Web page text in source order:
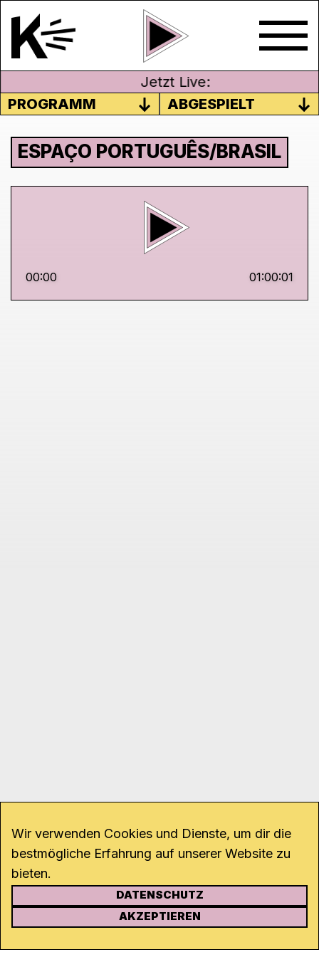
Jetzt Live:
PROGRAMM
ABGESPIELT
ESPAÇO PORTUGUÊS/BRASIL
00:00 01:00:01
KONTAKT
Wir verwenden Cookies und Dienste, um dir die
bestmögliche Erfahrung auf unserer Website zu
bieten.
DATENSCHUTZ
AKZEPTIEREN